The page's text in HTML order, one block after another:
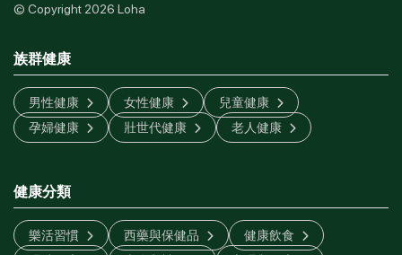
© Copyright 2026 Loha
族群健康
男性健康 女性健康
兒童健康
孕婦健康
壯世代健康 老人健康
健康分類
樂活習慣 西藥與保健品
健康飲食